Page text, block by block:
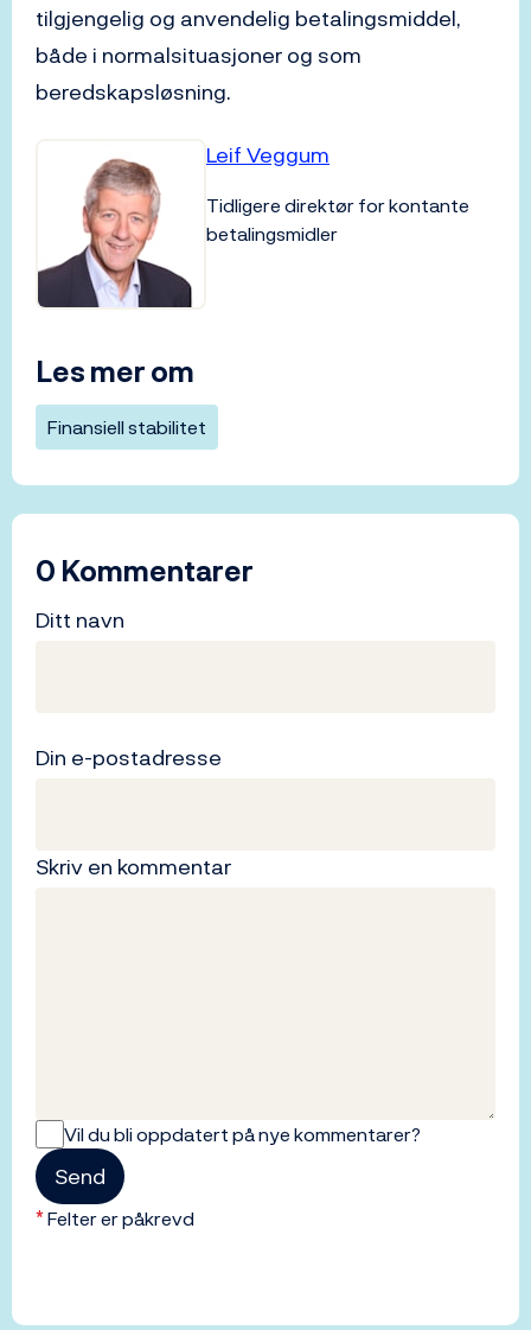
tilgjengelig og anvendelig betalingsmiddel,
både i normalsituasjoner og som
beredskapsløsning.
Leif Veggum
Tidligere direktør for kontante
betalingsmidler
Les mer om
Finansiell stabilitet
0 Kommentarer
Ditt navn
Din e-postadresse
Skriv en kommentar
Vil du bli oppdatert på nye kommentarer?
Send
*Felter er påkrevd